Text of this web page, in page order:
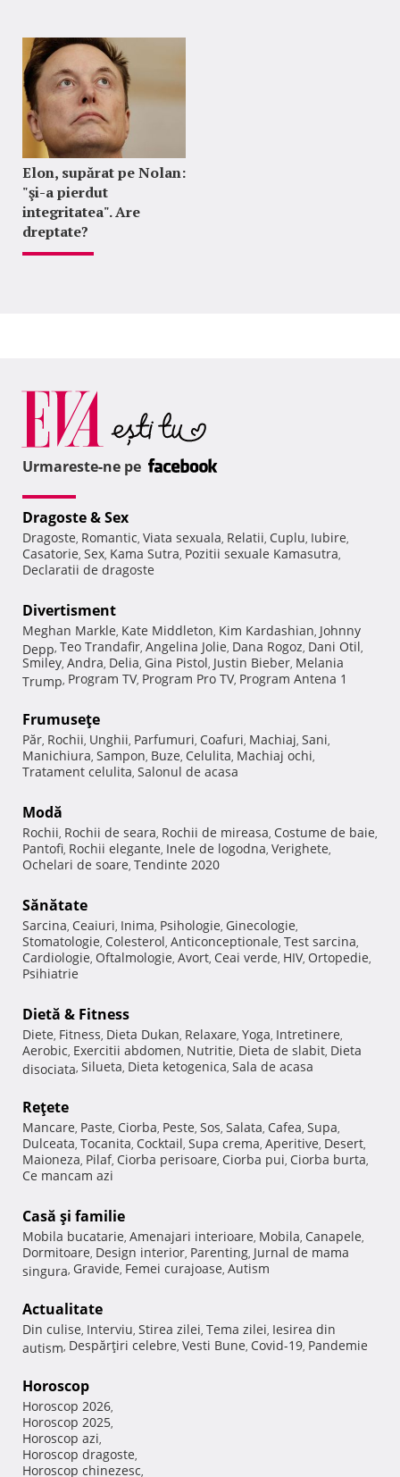
Elon, supărat pe Nolan:
"şi-a pierdut
integritatea". Are
dreptate?
Urmareste-ne pe
Dragoste & Sex
Dragoste, Romantic, Viata sexuala, Relatii, Cuplu, Iubire,
Casatorie, Sex, Kama Sutra, Pozitii sexuale Kamasutra,
Declaratii de dragoste
Divertisment
Meghan Markle, Kate Middleton, Kim Kardashian, Johnny
Depp, Teo Trandafir, Angelina Jolie, Dana Rogoz, Dani Otil,
Smiley, Andra, Delia, Gina Pistol, Justin Bieber, Melania
Trump, Program TV, Program Pro TV, Program Antena 1
Frumuseţe
Păr, Rochii, Unghii, Parfumuri, Coafuri, Machiaj, Sani,
Manichiura, Sampon, Buze, Celulita, Machiaj ochi,
Tratament celulita, Salonul de acasa
Modă
Rochii, Rochii de seara, Rochii de mireasa, Costume de baie,
Pantofi, Rochii elegante, Inele de logodna, Verighete,
Ochelari de soare, Tendinte 2020
Sănătate
Sarcina, Ceaiuri, Inima, Psihologie, Ginecologie,
Stomatologie, Colesterol, Anticonceptionale, Test sarcina,
Cardiologie, Oftalmologie, Avort, Ceai verde, HIV, Ortopedie,
Psihiatrie
Dietă & Fitness
Diete, Fitness, Dieta Dukan, Relaxare, Yoga, Intretinere,
Aerobic, Exercitii abdomen, Nutritie, Dieta de slabit, Dieta
disociata, Silueta, Dieta ketogenica, Sala de acasa
Reţete
Mancare, Paste, Ciorba, Peste, Sos, Salata, Cafea, Supa,
Dulceata, Tocanita, Cocktail, Supa crema, Aperitive, Desert,
Maioneza, Pilaf, Ciorba perisoare, Ciorba pui, Ciorba burta,
Ce mancam azi
Casă şi familie
Mobila bucatarie, Amenajari interioare, Mobila, Canapele,
Dormitoare, Design interior, Parenting, Jurnal de mama
singura, Gravide, Femei curajoase, Autism
Actualitate
Din culise, Interviu, Stirea zilei, Tema zilei, Iesirea din
autism, Despărţiri celebre, Vesti Bune, Covid-19, Pandemie
Horoscop
Horoscop 2026,
Horoscop 2025,
Horoscop azi,
Horoscop dragoste,
Horoscop chinezesc,